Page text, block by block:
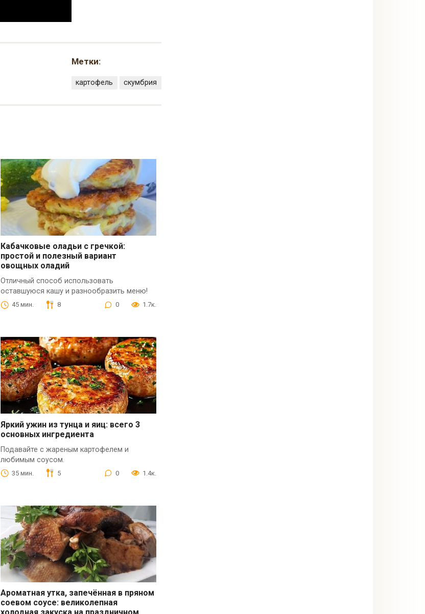
Метки:
картофель скумбрия
Кабачковые оладьи с гречкой:
простой и полезный вариант
овощных оладий
Отличный способ использовать
оставшуюся кашу и разнообразить меню!
45 мин. 8 0 1.7к.
Яркий ужин из тунца и яиц: всего 3
основных ингредиента
Подавайте с жареным картофелем и
любимым соусом.
35 мин. 5 0 1.4к.
Ароматная утка, запечённая в пряном
соевом соусе: великолепная